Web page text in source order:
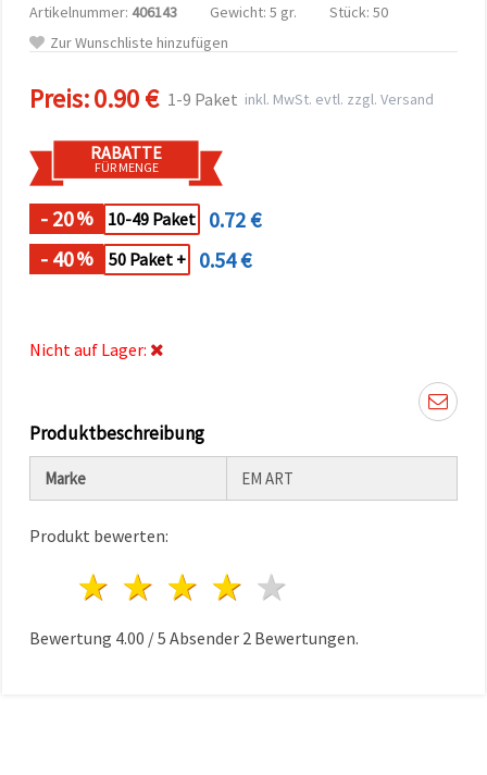
und
Sie können
Cookies
akzeptieren,
oder Ihre
Auswahl in
individuell
festlegen.
Ihre
Einwilligung
widerrufen.
Richtlinie
Alle
akzeptieren
Cookie-
Artikelnummer: 406143 Gewicht: 5 gr.
Stück: 50
Zur Wunschliste hinzufügen
Preis:0.90 € 1-9 Paket inkl. MwSt. evtl. zzgl. Versand
RABATTE
FÜR MENGE
- 20% 10-49 Paket
0.72 €
- 40% 50 Paket + 0.54 €
Nicht auf Lager:
Produktbeschreibung
Marke EM ART
Produkt bewerten:
4 Sterne
3 Sterne
2 Sterne
1 Stern
Bewertung 4.00 /5 Absender 2 Bewertungen.